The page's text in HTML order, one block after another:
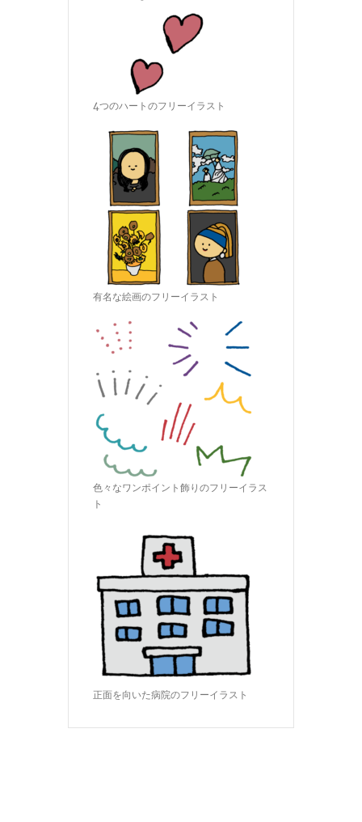
4つのハートのフリーイラスト
有名な絵画のフリーイラスト
色々なワンポイント飾りのフリーイラス
ト
正面を向いた病院のフリーイラスト